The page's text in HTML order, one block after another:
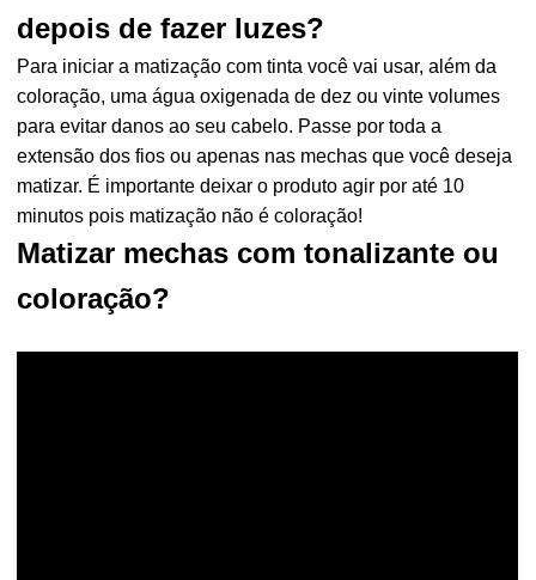
depois de fazer luzes?
Para iniciar a matização com tinta você vai usar, além da
coloração, uma água oxigenada de dez ou vinte volumes
para evitar danos ao seu cabelo. Passe por toda a
extensão dos fios ou apenas nas mechas que você deseja
matizar. É importante deixar o produto agir por até 10
minutos pois matização não é coloração!
Matizar mechas com tonalizante ou
coloração?